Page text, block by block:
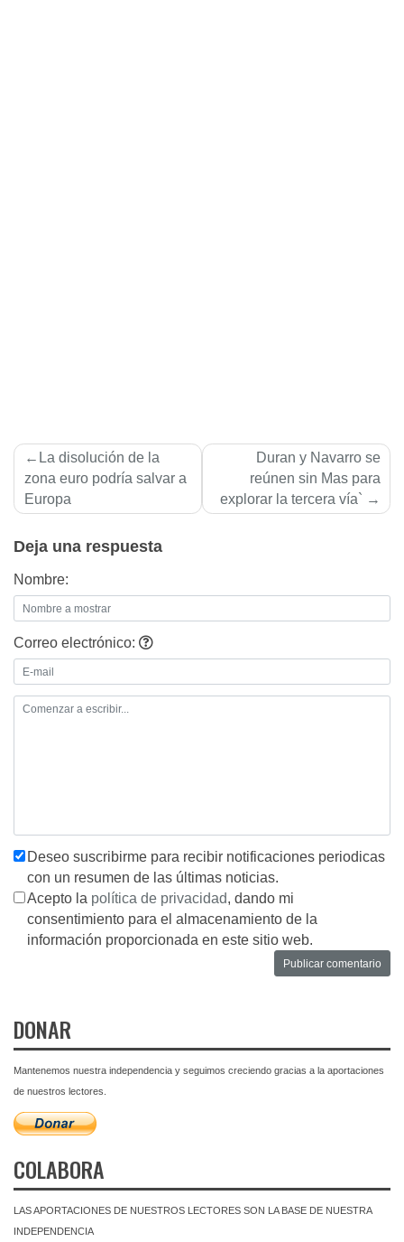
Navegación
de
entradas
La disolución de la
zona euro podrí­a salvar a
Europa
Duran y Navarro se
reúnen sin Mas para
explorar la tercera ví­a`
Deja una respuesta
Nombre:
Correo electrónico:
Deseo suscribirme para recibir notificaciones periodicas
con un resumen de las últimas noticias.
Acepto la política de privacidad, dando mi
consentimiento para el almacenamiento de la
información proporcionada en este sitio web.
DONAR
Mantenemos nuestra independencia y seguimos creciendo gracias a la aportaciones
de nuestros lectores.
COLABORA
LAS APORTACIONES DE NUESTROS LECTORES SON LA BASE DE NUESTRA
INDEPENDENCIA